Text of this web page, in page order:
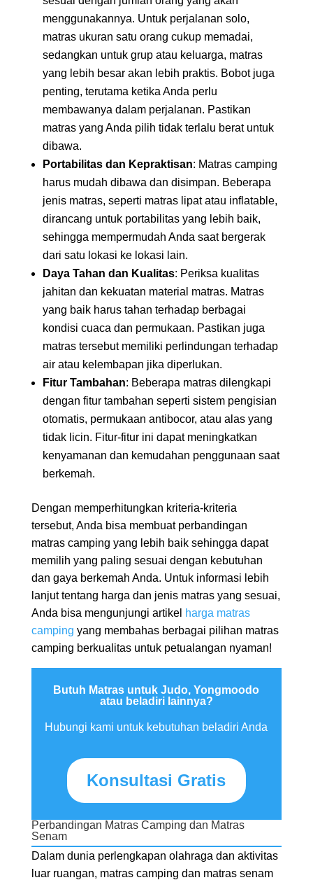
menggunakannya. Untuk perjalanan solo,
matras ukuran satu orang cukup memadai,
sedangkan untuk grup atau keluarga, matras
yang lebih besar akan lebih praktis. Bobot juga
penting, terutama ketika Anda perlu
membawanya dalam perjalanan. Pastikan
matras yang Anda pilih tidak terlalu berat untuk
dibawa.
Portabilitas dan Kepraktisan: Matras camping
harus mudah dibawa dan disimpan. Beberapa
jenis matras, seperti matras lipat atau inflatable,
dirancang untuk portabilitas yang lebih baik,
sehingga mempermudah Anda saat bergerak
dari satu lokasi ke lokasi lain.
Daya Tahan dan Kualitas: Periksa kualitas
jahitan dan kekuatan material matras. Matras
yang baik harus tahan terhadap berbagai
kondisi cuaca dan permukaan. Pastikan juga
matras tersebut memiliki perlindungan terhadap
air atau kelembapan jika diperlukan.
Fitur Tambahan: Beberapa matras dilengkapi
dengan fitur tambahan seperti sistem pengisian
otomatis, permukaan antibocor, atau alas yang
tidak licin. Fitur-fitur ini dapat meningkatkan
kenyamanan dan kemudahan penggunaan saat
berkemah.
Dengan memperhitungkan kriteria-kriteria
tersebut, Anda bisa membuat perbandingan
matras camping yang lebih baik sehingga dapat
memilih yang paling sesuai dengan kebutuhan
dan gaya berkemah Anda. Untuk informasi lebih
lanjut tentang harga dan jenis matras yang sesuai,
Anda bisa mengunjungi artikel harga matras
camping yang membahas berbagai pilihan matras
camping berkualitas untuk petualangan nyaman!
Butuh Matras untuk Judo, Yongmoodo
atau beladiri lainnya?
Hubungi kami untuk kebutuhan beladiri Anda
Konsultasi Gratis
Perbandingan Matras Camping dan Matras
Senam
Dalam dunia perlengkapan olahraga dan aktivitas
luar ruangan, matras camping dan matras senam